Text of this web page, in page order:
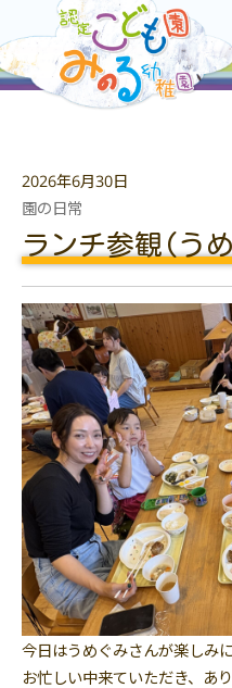
2026年6月30日
園の日常
ランチ参観(う
今日はうめぐみさんが楽しみ
お忙しい中来ていただき、あ